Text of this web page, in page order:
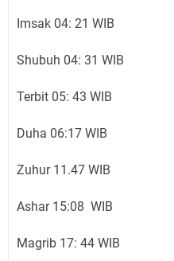
Imsak 04: 21 WIB
Shubuh 04: 31 WIB
Terbit 05: 43 WIB
Duha 06:17 WIB
Zuhur 11.47 WIB
Ashar 15:08 WIB
Magrib 17: 44 WIB